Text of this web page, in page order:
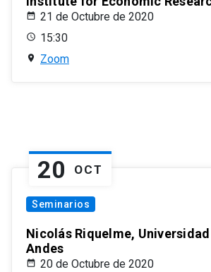
21 de Octubre de 2020
15:30
Zoom
20 OCT
Seminarios
Nicolás Riquelme,
Andes
20 de Octubre de 2020